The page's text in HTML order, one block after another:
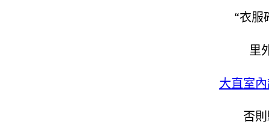
“衣服
里
大直室
否